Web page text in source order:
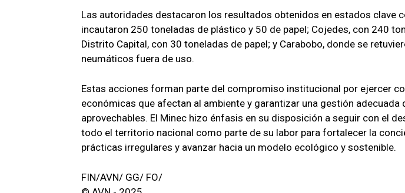
Las autoridades destacaron los resultados obtenidos en estados clave
incautaron 250 toneladas de plástico y 50 de papel; Cojedes, con 240
Distrito Capital, con 30 toneladas de papel; y Carabobo, donde se
neumáticos fuera de uso.
Estas acciones forman parte del compromiso institucional por ejercer
económicas que afectan al ambiente y garantizar una gestión adecuada
aprovechables. El Minec hizo énfasis en su disposición a seguir con el
todo el territorio nacional como parte de su labor para fortalecer la
prácticas irregulares y avanzar hacia un modelo ecológico y sostenible.
FIN/AVN/ GG/ FO/